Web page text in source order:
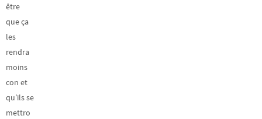
être
que ça
les
rendra
moins
con et
qu’ils se
mettro